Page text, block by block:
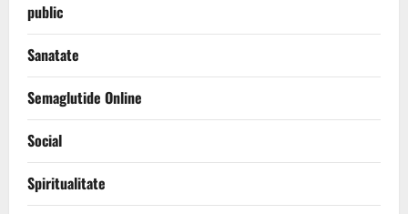
public
Sanatate
Semaglutide Online
Social
Spiritualitate